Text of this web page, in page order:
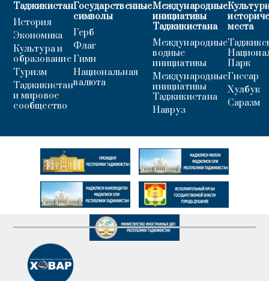
Таджикистан
История
Экономика
Культура и
образование
Туризм
Таджикистан
и мировое
сообщество
Государственные
символы
Герб
Флаг
Гимн
Национальная
валюта
Международные
инициативы
Таджикистана
Международные
водные
инициативы
Международные
инициативы
Таджикистана
Навруз
места
Парк
Гиссар
Хулбук
Саразм